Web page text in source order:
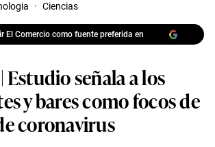
· Ciencias
El Comercio como fuente preferida en
Estudio señala a los
y bares como focos de
coronavirus